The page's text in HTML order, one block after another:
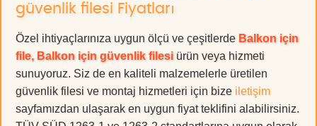
güvenlik filesi Fiyatları
Özel ihtiyaçlarınıza uygun ölçü ve çeşitlerde Balkon için
file, Balkon için güvenlik filesi ürün veya hizmeti
sunuyoruz. Siz de en kaliteli malzemelerle üretilen
güvenlik filesi ve montaj hizmetleri için bize iletişim
sayfamızdan ulaşarak en uygun fiyat teklifini alabilirsiniz.